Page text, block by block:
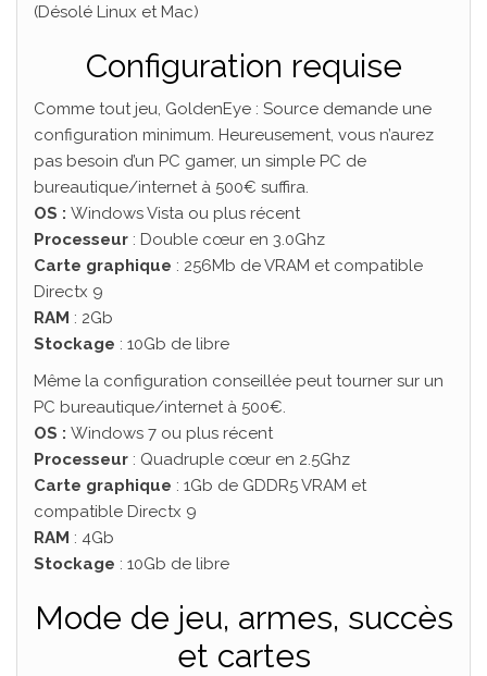
(Désolé Linux et Mac)
Configuration requise
Comme tout jeu, GoldenEye : Source demande une
configuration minimum. Heureusement, vous n’aurez
pas besoin d’un PC gamer, un simple PC de
bureautique/internet à 500€ suffira.
OS : Windows Vista ou plus récent
Processeur : Double cœur en 3.0Ghz
Carte graphique : 256Mb de VRAM et compatible
Directx 9
RAM : 2Gb
Stockage : 10Gb de libre
Même la configuration conseillée peut tourner sur un
PC bureautique/internet à 500€.
OS : Windows 7 ou plus récent
Processeur : Quadruple cœur en 2.5Ghz
Carte graphique : 1Gb de GDDR5 VRAM et
compatible Directx 9
RAM : 4Gb
Stockage : 10Gb de libre
Mode de jeu, armes, succès
et cartes